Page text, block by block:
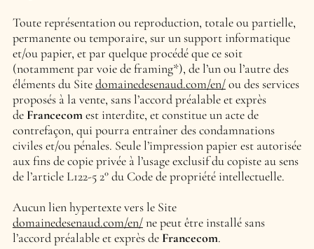
Toute représentation ou reproduction, totale ou partielle,
permanente ou temporaire, sur un support informatique
et/ou papier, et par quelque procédé que ce soit
(notamment par voie de framing*), de l’un ou l’autre des
éléments du Sitedomainedesenaud.com/en/ou des services
proposés à la vente, sans l’accord préalable et exprès
de Francecomest interdite, et constitue un acte de
contrefaçon, qui pourra entraîner des condamnations
civiles et/ou pénales. Seule l’impression papier est autorisée
aux fins de copie privée à l’usage exclusif du copiste au sens
de l’article L122-5 2° du Code de propriété intellectuelle.
Aucun lien hypertexte vers le Site
domainedesenaud.com/en/ne peut être installé sans
l’accord préalable et exprès de Francecom.